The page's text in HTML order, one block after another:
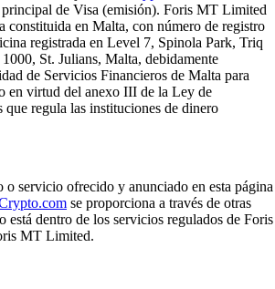
de Visa (emisión). Foris MT Limited
constituida en Malta, con número de registro
registrada en Level 7, Spinola Park, Triq
St. Julians, Malta, debidamente
de Servicios Financieros de Malta para
en virtud del anexo III de la Ley de
que regula las instituciones de dinero
servicio ofrecido y anunciado en esta página
se proporciona a través de otras
está dentro de los servicios regulados de Foris
MT Limited.